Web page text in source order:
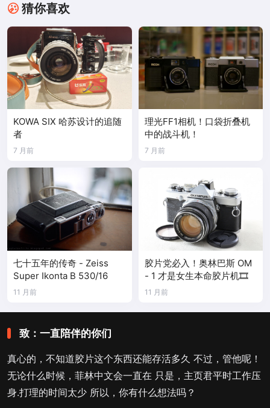
猜你喜欢
KOWA SIX 哈苏设计的追随
者
7 月前
理光FF1相机！口袋折叠机
中的战斗机！
7 月前
七十五年的传奇 - Zeiss
Super Ikonta B 530/16
11 月前
胶片党必入！奥林巴斯 OM
- 1 才是女生本命胶片机🎞️
11 月前
致：一直陪伴的你们
真心的，不知道胶片这个东西还能存活多久 不过，管他呢！
无论什么时候，菲林中文会一直在 只是，主页君平时工作压
身.打理的时间太少 所以，你有什么想法吗？